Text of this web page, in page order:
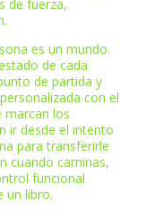
de fuerza,
es un mundo.
de cada
de partida y
con el
marcan los
ir desde el intento
para transferirle
cuando caminas,
funcional
un libro.